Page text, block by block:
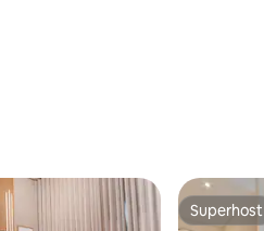
7
s oznakom „Odabrali gosti”
Superhost
Superhost